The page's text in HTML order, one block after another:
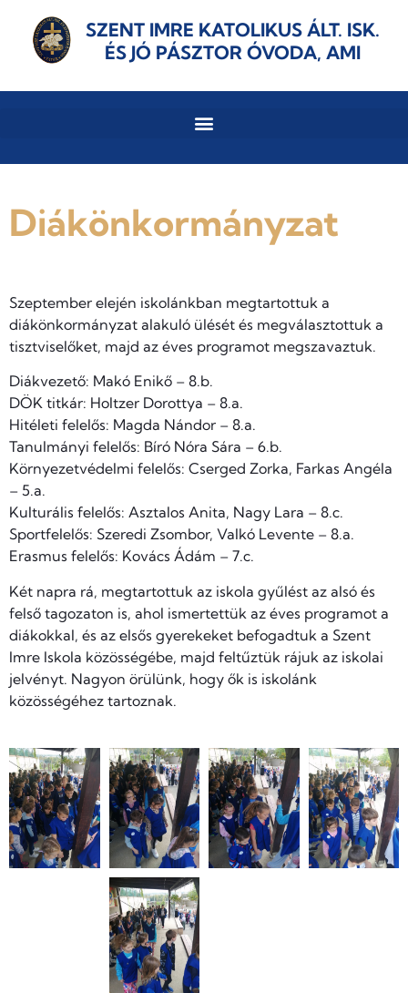
SZENT IMRE KATOLIKUS ÁLT. ISK.
ÉS JÓ PÁSZTOR ÓVODA, AMI
Diákönkormányzat
Szeptember elején iskolánkban megtartottuk a
diákönkormányzat alakuló ülését és megválasztottuk a
tisztviselőket, majd az éves programot megszavaztuk.
Diákvezető: Makó Enikő – 8.b.
DÖK titkár: Holtzer Dorottya – 8.a.
Hitéleti felelős: Magda Nándor – 8.a.
Tanulmányi felelős: Bíró Nóra Sára – 6.b.
Környezetvédelmi felelős: Cserged Zorka, Farkas Angéla
– 5.a.
Kulturális felelős: Asztalos Anita, Nagy Lara – 8.c.
Sportfelelős: Szeredi Zsombor, Valkó Levente – 8.a.
Erasmus felelős: Kovács Ádám – 7.c.
Két napra rá, megtartottuk az iskola gyűlést az alsó és
felső tagozaton is, ahol ismertettük az éves programot a
diákokkal, és az elsős gyerekeket befogadtuk a Szent
Imre Iskola közösségébe, majd feltűztük rájuk az iskolai
jelvényt. Nagyon örülünk, hogy ők is iskolánk
közösségéhez tartoznak.